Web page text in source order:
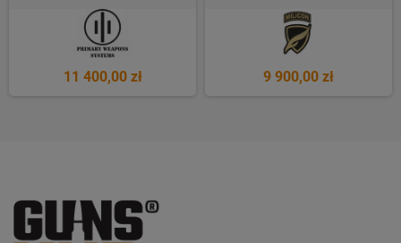
11 400,00 zł 9 900,00 zł